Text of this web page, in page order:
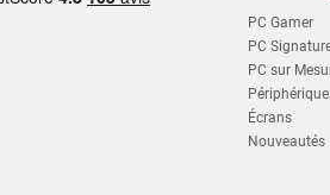
PC Gamer
PC
PC sur
Écrans
Nouveautés